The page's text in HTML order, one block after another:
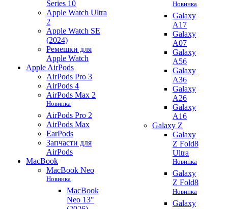
Series 10
Apple Watch Ultra
2
Apple Watch SE
(2024)
Ремешки для
Apple Watch
Apple AirPods
AirPods Pro 3
AirPods 4
AirPods Max 2
Новинка
AirPods Pro 2
AirPods Max
EarPods
Запчасти для
AirPods
MacBook
MacBook Neo
Новинка
MacBook
Neo 13"
Новинка
Galaxy
A17
Galaxy
A07
Galaxy
A56
Galaxy
A36
Galaxy
A26
Galaxy
A16
Galaxy Z
Galaxy
Z Fold8
Ultra
Новинка
Galaxy
Z Fold8
Новинка
Galaxy